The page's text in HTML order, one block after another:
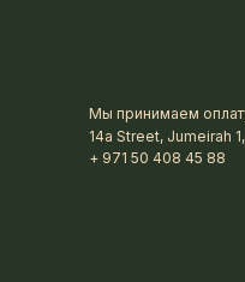
Мы принимаем
14a Street, Jumeirah
+ 971 50 408 45 88